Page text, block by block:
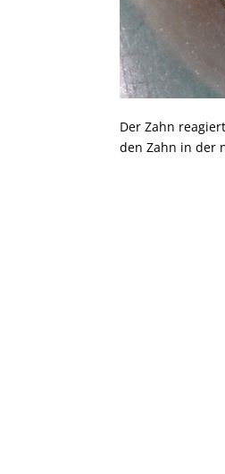
Der Zahn
den Zahn in der